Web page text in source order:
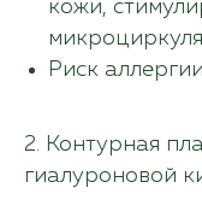
кожи,
Риск
2. Контурная
гиалуроновой